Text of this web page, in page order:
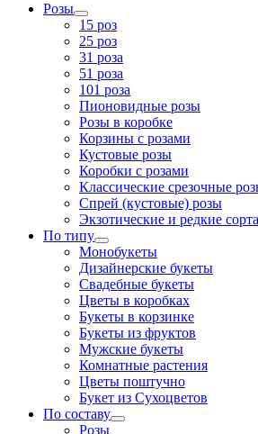
Розы
15 роз
25 роз
31 роза
51 роза
101 роза
Пионовидные розы
Розы в коробке
Корзины с розами
Кустовые розы
Коробки с розами
Классические срезочные
Спрей (кустовые) розы
Экзотические и редкие
По типу
Монобукеты
Дизайнерские букеты
Свадебные букеты
Цветы в коробках
Букеты в корзинке
Букеты из фруктов
Мужские букеты
Комнатные растения
Цветы поштучно
Букет из Сухоцветов
По составу
Розы